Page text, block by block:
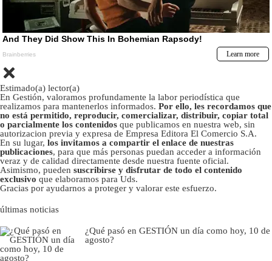
Estimado(a) lector(a)
En Gestión, valoramos profundamente la labor periodística que
realizamos para mantenerlos informados. Por ello, les recordamos que
no está permitido, reproducir, comercializar, distribuir, copiar total
o parcialmente los contenidos que publicamos en nuestra web, sin
autorizacion previa y expresa de Empresa Editora El Comercio S.A.
En su lugar, los invitamos a compartir el enlace de nuestras
publicaciones, para que más personas puedan acceder a información
veraz y de calidad directamente desde nuestra fuente oficial.
Asimismo, pueden suscribirse y disfrutar de todo el contenido
exclusivo que elaboramos para Uds.
Gracias por ayudarnos a proteger y valorar este esfuerzo.
últimas noticias
¿Qué pasó en GESTIÓN un día como hoy, 10 de
agosto?